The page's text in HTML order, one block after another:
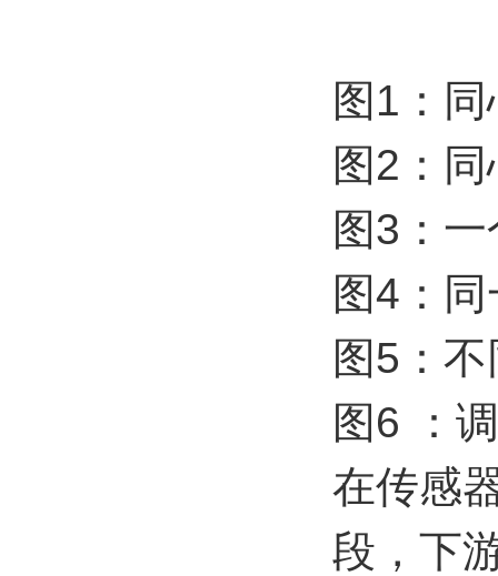
图1：
图2：
图3：
图4：
图5：
图6 ：
在传感
段，下